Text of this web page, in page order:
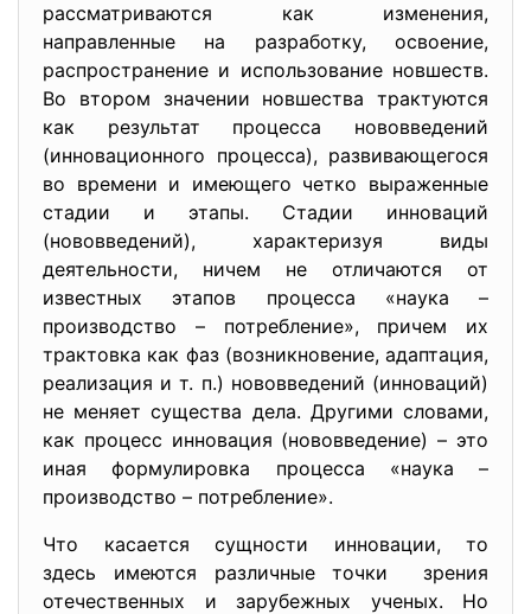
рассматриваются как изменения,
направленные на разработку, освоение,
распространение и использование новшеств.
Во втором значении новшества трактуются
как результат процесса нововведений
(инновационного процесса), развивающегося
во времени и имеющего четко выраженные
стадии и этапы. Стадии инноваций
(нововведений), характеризуя виды
деятельности, ничем не отличаются от
известных этапов процесса «наука –
производство – потребление», причем их
трактовка как фаз (возникновение, адаптация,
реализация и т. п.) нововведений (инноваций)
не меняет существа дела. Другими словами,
как процесс инновация (нововведение) – это
иная формулировка процесса «наука –
производство – потребление».
Что касается сущности инновации, то
здесь имеются различные точки зрения
отечественных и зарубежных ученых. Но